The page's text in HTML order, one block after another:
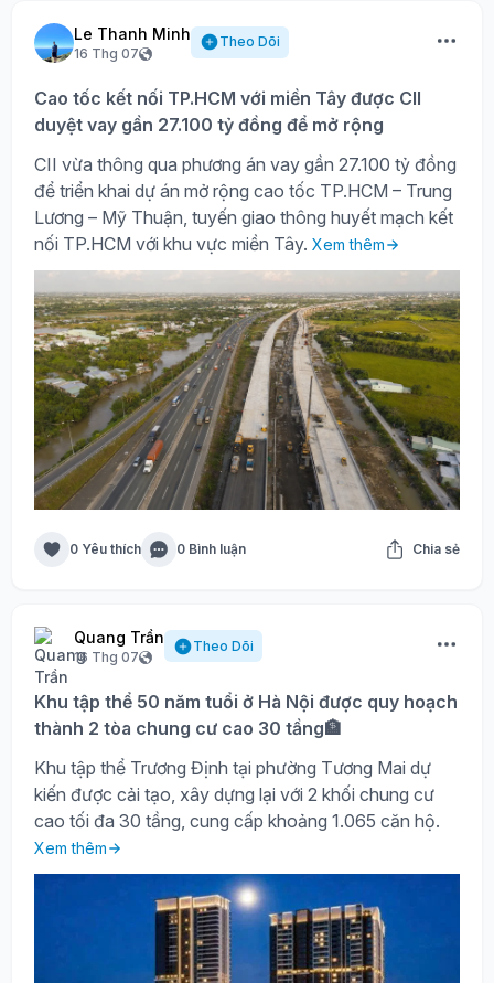
Le Thanh Minh
16 Thg 07
Theo Dõi
Cao tốc kết nối TP.HCM với miền Tây được CII
duyệt vay gần 27.100 tỷ đồng để mở rộng
CII vừa thông qua phương án vay gần 27.100 tỷ đồng
để triển khai dự án mở rộng cao tốc TP.HCM – Trung
Lương – Mỹ Thuận, tuyến giao thông huyết mạch kết
nối TP.HCM với khu vực miền Tây. Xem thêm
0 Yêu thích 0 Bình luận Chia sẻ
Quang Trần
16 Thg 07
Theo Dõi
Khu tập thể 50 năm tuổi ở Hà Nội được quy hoạch
thành 2 tòa chung cư cao 30 tầng🏦
Khu tập thể Trương Định tại phường Tương Mai dự
kiến được cải tạo, xây dựng lại với 2 khối chung cư
cao tối đa 30 tầng, cung cấp khoảng 1.065 căn hộ.
Xem thêm